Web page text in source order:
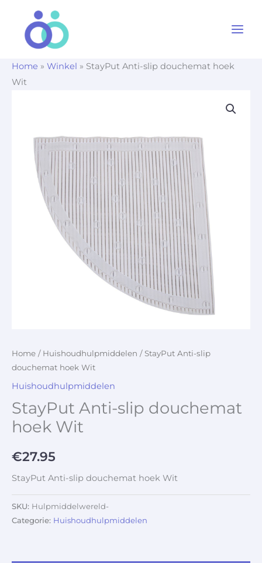
Home » Winkel » StayPut Anti-slip douchemat hoek
Wit
Home / Huishoudhulpmiddelen / StayPut Anti-slip
douchemat hoek Wit
Huishoudhulpmiddelen
StayPut Anti-slip douchemat
hoek Wit
€27.95
StayPut Anti-slip douchemat hoek Wit
SKU: Hulpmiddelwereld-
Categorie: Huishoudhulpmiddelen